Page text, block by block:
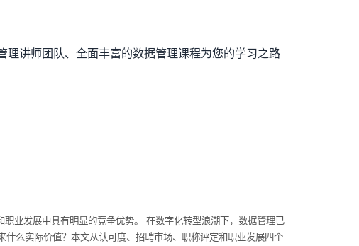
讲师团队、全面丰富的数据管理课程为您的学习之路
业发展中具有明显的竞争优势。 在数字化转型浪潮下，数据管理已
么实际价值？本文从认可度、招聘市场、职称评定和职业发展四个